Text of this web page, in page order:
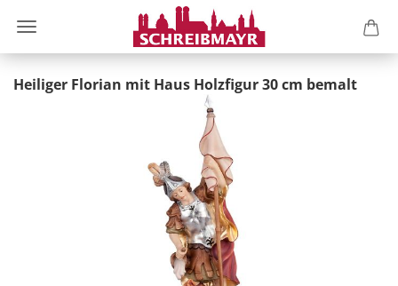
Heiliger Florian mit Haus Holzfigur 30 cm bemalt